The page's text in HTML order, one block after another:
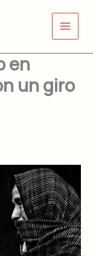
en
un giro